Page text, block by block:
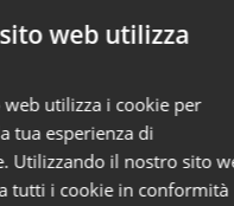
urogenitali
Asl
la ricerca in Emilia-
2025 condotti 1.530 studi, il
più alto degli ultimi
web utilizza
utilizza i cookie per
tua esperienza di
Utilizzando il nostro sito
tutti i cookie in conformità